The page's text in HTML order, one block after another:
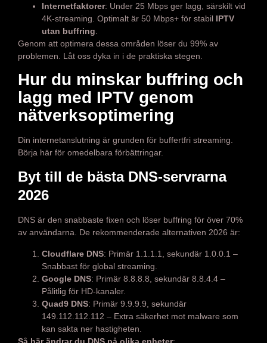
Internetfaktorer: Under 25 Mbps ger lagg, särskilt vid
4K-streaming. Optimalt är 50 Mbps+ för stabil IPTV
utan buffring
Genom att optimera dessa områden löser du 99% av
problemen. Låt oss dyka in i de praktiska stegen.
Hur du minskar buffring och
lagg med IPTV genom
nätverksoptimering
Din internetanslutning är grunden för buffertfri streaming.
Börja här för omedelbara förbättringar.
Byt till de bästa DNS-servrarna
2026
DNS är den snabbaste fixen och löser buffring för över 70%
av användarna. De rekommenderade alternativen 2026 är:
Cloudflare DNS: Primär 1.1.1.1, sekundär 1.0.0.1 –
Snabbast för global streaming.
Google DNS: Primär 8.8.8.8, sekundär 8.8.4.4 –
Pålitlig för HD-kanaler.
Quad9 DNS: Primär 9.9.9.9, sekundär
149.112.112.112 – Extra säkerhet mot malware som
kan sakta ner hastigheten.
Så här ändrar du DNS på olika enheter: